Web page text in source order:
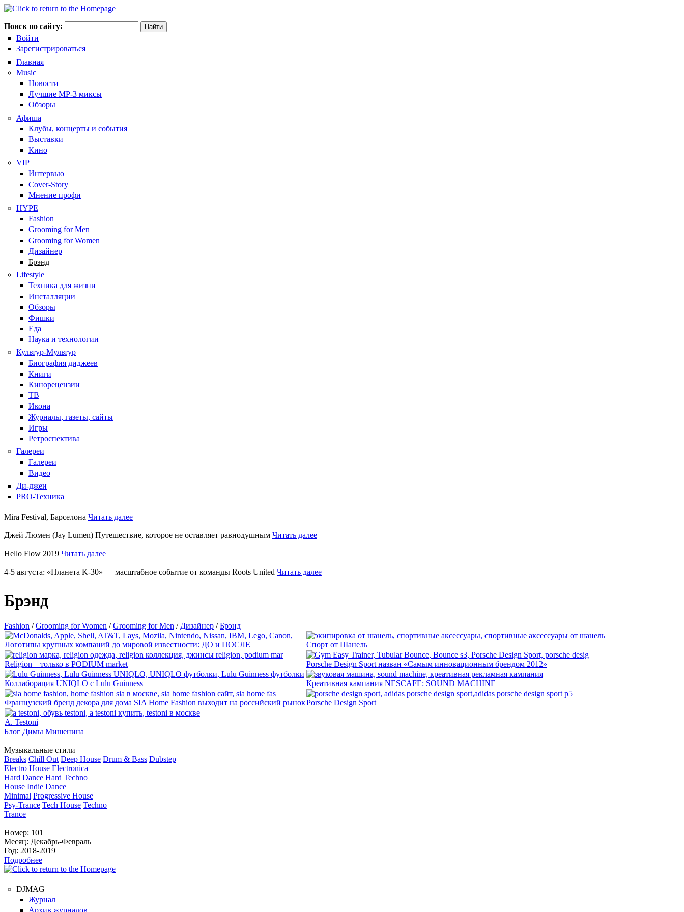
Поиск по сайту:
Войти
Зарегистрироваться
Главная
Music
Новости
Лучшие MP-3 миксы
Обзоры
Афиша
Клубы, концерты и события
Выставки
Кино
VIP
Интервью
Cover-Story
Мнение профи
HYPE
Fashion
Grooming for Men
Grooming for Women
Дизайнер
Брэнд
Lifestyle
Техника для жизни
Инсталляции
Обзоры
Фишки
Еда
Наука и технологии
Культур-Мультур
Биография диджеев
Книги
Кинорецензии
ТВ
Икона
Журналы, газеты, сайты
Игры
Ретроспектива
Галереи
Галереи
Видео
Ди-джеи
PRO-Техника
Mira Festival, Барселона Читать далее
Джей Люмен (Jay Lumen) Путешествие, которое не оставляет равнодушным Читать далее
Hello Flow 2019 Читать далее
4-5 августа: «Планета K-30» — масштабное событие от команды Roots United Читать далее
Брэнд
Fashion /Grooming for Women /Grooming for Men / Дизайнер /Брэнд
Логотипы крупных компаний до мировой известности: ДО и ПОСЛЕ Спорт от Шанель
Religion – только в PODIUM market Porsche Design Sport назван «Самым инновационным брендом 2012»
Коллаборация UNIQLO с Lulu Guinness Креативная кампания NESCAFE: SOUND MACHINE
Французский бренд декора для дома SIA Home Fashion выходит на российский рынокPorsche Design Sport
A. Testoni
Блог Димы Мишенина
Музыкальные стили
Breaks Chill Out Deep House Drum & Bass Dubstep
Electro House Electronica
Hard Dance Hard Techno
House Indie Dance
Minimal Progressive House
Psy-Trance Tech House Techno
Trance
Номер: 101
Месяц: Декабрь-Февраль
Год: 2018-2019
Подробнее
DJMAG
Журнал